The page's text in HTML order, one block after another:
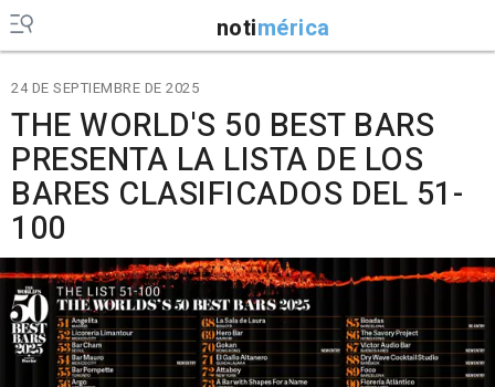
notimérica
24 DE SEPTIEMBRE DE 2025
THE WORLD'S 50 BEST BARS
PRESENTA LA LISTA DE LOS
BARES CLASIFICADOS DEL 51-
100